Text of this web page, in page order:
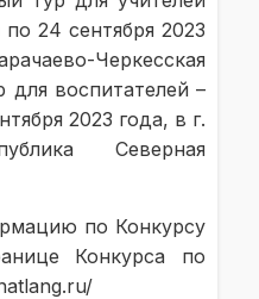
24 сентября 2023
Черкесская
для воспитателей –
2023 года, в г.
Северная
по Конкурсу
Конкурса по